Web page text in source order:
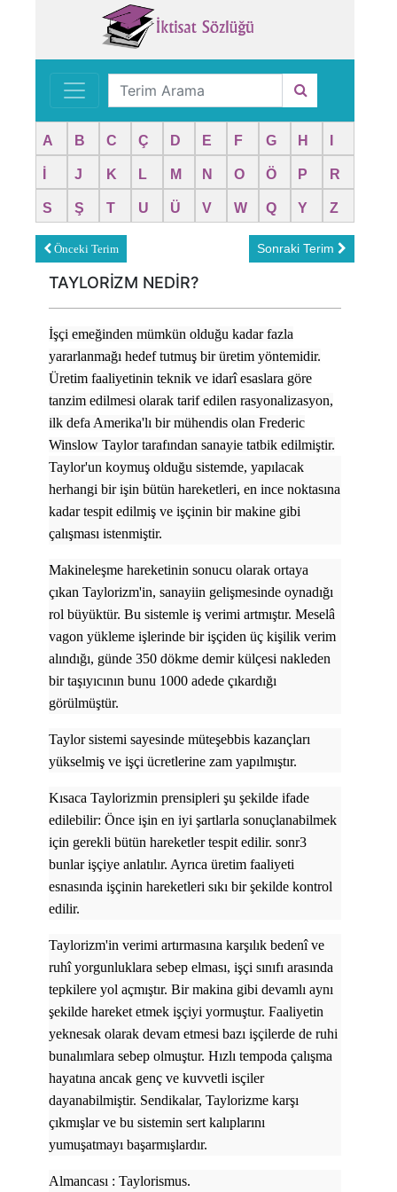
A B C Ç D E F G H
J K L M N O Ö P R
S Ş T U Ü V W Q Y Z
Önceki Terim Sonraki Terim
TAYLORİZM NEDİR?
İşçi emeğinden mümkün olduğu kadar fazla
yararlanmağı hedef tutmuş bir üretim yöntemidir.
Üretim faaliyetinin teknik ve idarî esaslara göre
tanzim edilmesi olarak tarif edilen rasyonalizasyon,
ilk defa Amerika'lı bir mühendis olan Frederic
Winslow Taylor tarafından sanayie tatbik edilmiştir.
Taylor'un koymuş olduğu sistemde, yapılacak
herhangi bir işin bütün hareketleri, en ince noktasına
kadar tespit edilmiş ve işçinin bir makine gibi
çalışması istenmiştir.
Makineleşme hareketinin sonucu olarak ortaya
çıkan Taylorizm'in, sanayiin gelişmesinde oynadığı
rol büyüktür. Bu sistemle iş verimi artmıştır. Meselâ
vagon yükleme işlerinde bir işçiden üç kişilik verim
alındığı, günde 350 dökme demir külçesi nakleden
bir taşıyıcının bunu 1000 adede çıkardığı
görülmüştür.
Taylor sistemi sayesinde müteşebbis kazançları
yükselmiş ve işçi ücretlerine zam yapılmıştır.
Kısaca Taylorizmin prensipleri şu şekilde ifade
edilebilir: Önce işin en iyi şartlarla sonuçlanabilmek
için gerekli bütün hareketler tespit edilir. sonr3
bunlar işçiye anlatılır. Ayrıca üretim faaliyeti
esnasında işçinin hareketleri sıkı bir şekilde kontrol
edilir.
Taylorizm'in verimi artırmasına karşılık bedenî ve
ruhî yorgunluklara sebep elması, işçi sınıfı arasında
tepkilere yol açmıştır. Bir makina gibi devamlı aynı
şekilde hareket etmek işçiyi yormuştur. Faaliyetin
yeknesak olarak devam etmesi bazı işçilerde de ruhi
bunalımlara sebep olmuştur. Hızlı tempoda çalışma
hayatına ancak genç ve kuvvetli isçiler
dayanabilmiştir. Sendikalar, Taylorizme karşı
çıkmışlar ve bu sistemin sert kalıplarını
yumuşatmayı başarmışlardır.
Almancası : Taylorismus.